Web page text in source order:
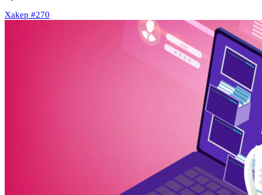
Xakep #270